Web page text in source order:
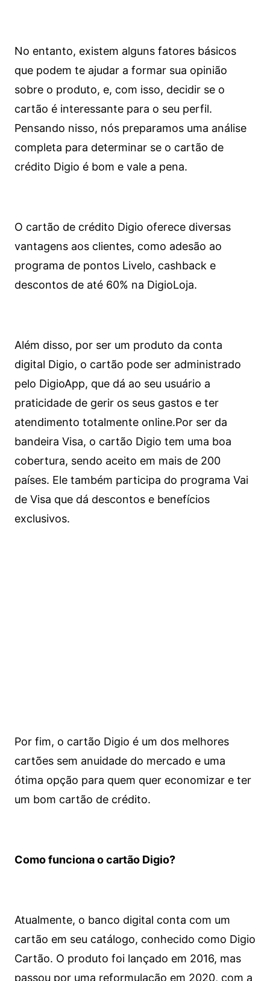
No entanto, existem alguns fatores básicos
que podem te ajudar a formar sua opinião
sobre o produto, e, com isso, decidir se o
cartão é interessante para o seu perfil.
Pensando nisso, nós preparamos uma análise
completa para determinar se o cartão de
crédito Digio é bom e vale a pena.
O cartão de crédito Digio oferece diversas
vantagens aos clientes, como adesão ao
programa de pontos Livelo, cashback e
descontos de até 60% na DigioLoja.
Além disso, por ser um produto da conta
digital Digio, o cartão pode ser administrado
pelo DigioApp, que dá ao seu usuário a
praticidade de gerir os seus gastos e ter
atendimento totalmente online.Por ser da
bandeira Visa, o cartão Digio tem uma boa
cobertura, sendo aceito em mais de 200
países. Ele também participa do programa Vai
de Visa que dá descontos e benefícios
exclusivos.
Por fim, o cartão Digio é um dos melhores
cartões sem anuidade do mercado e uma
ótima opção para quem quer economizar e ter
um bom cartão de crédito.
Como funciona o cartão Digio?
Atualmente, o banco digital conta com um
cartão em seu catálogo, conhecido como Digio
Cartão. O produto foi lançado em 2016, mas
passou por uma reformulação em 2020, com a